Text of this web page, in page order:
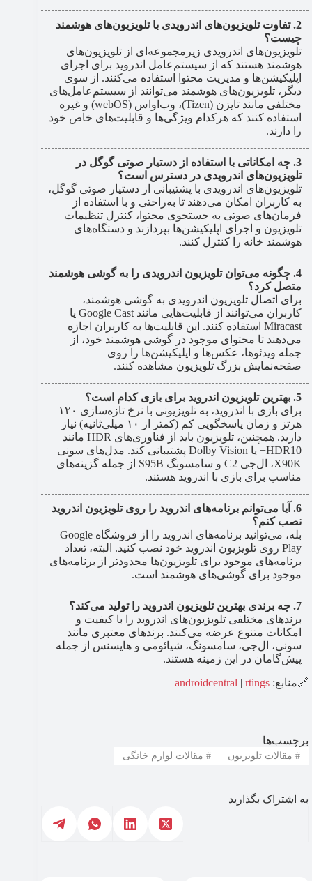
تفاوت تلویزیون‌های اندرویدی با تلویزیون‌های هوشمند
چیست؟
تلویزیون‌های اندرویدی زیرمجموعه‌ای از تلویزیون‌های
هوشمند هستند که از سیستم‌عامل اندروید برای اجرای
اپلیکیشن‌ها و مدیریت محتوا استفاده می‌کنند. از سوی
دیگر، تلویزیون‌های هوشمند می‌توانند از سیستم‌عامل‌های
مختلفی مانند تایزن (Tizen)، وب‌اواس (webOS) و غیره
استفاده کنند که هرکدام ویژگی‌ها و قابلیت‌های خاص خود
را دارند.
چه امکاناتی با استفاده از دستیار صوتی گوگل در
تلویزیون‌های اندرویدی در دسترس است؟
تلویزیون‌های اندرویدی با پشتیبانی از دستیار صوتی گوگل،
به کاربران امکان می‌دهند تا به‌راحتی و با استفاده از
فرمان‌های صوتی به جستجوی محتوا، کنترل تنظیمات
تلویزیون و اجرای اپلیکیشن‌ها بپردازند و دستگاه‌های
هوشمند خانه را کنترل کنند.
چگونه می‌توان تلویزیون اندرویدی را به گوشی هوشمند
متصل کرد؟
برای اتصال تلویزیون اندرویدی به گوشی هوشمند،
کاربران می‌توانند از قابلیت‌هایی مانند Google Cast یا
Miracast استفاده کنند. این قابلیت‌ها به کاربران اجازه
می‌دهند تا محتوای موجود در گوشی هوشمند خود، از
جمله ویدئوها، عکس‌ها و اپلیکیشن‌ها را روی
صفحه‌نمایش بزرگ تلویزیون مشاهده کنند.
بهترین تلویزیون اندروید برای بازی کدام است؟
برای بازی با اندروید، به تلویزیونی با نرخ تازه‌سازی ۱۲۰
هرتز و زمان پاسخگویی کم (کمتر از ۱۰ میلی‌ثانیه) نیاز
دارید. همچنین، تلویزیون باید از فناوری‌های HDR مانند
HDR10+ یا Dolby Vision پشتیبانی کند. مدل‌های سونی
X90K، ال‌جی C2 و سامسونگ S95B از جمله گزینه‌های
مناسب برای بازی با اندروید هستند.
آیا می‌توانم برنامه‌های اندروید را روی تلویزیون اندروید
نصب کنم؟
بله، می‌توانید برنامه‌های اندروید را از فروشگاه Google
Play روی تلویزیون اندروید خود نصب کنید. البته، تعداد
برنامه‌های موجود برای تلویزیون‌ها محدودتر از برنامه‌های
موجود برای گوشی‌های هوشمند است.
چه برندی بهترین تلویزیون اندروید را تولید می‌کند؟
برندهای مختلفی تلویزیون‌های اندروید را با کیفیت و
امکانات متنوع عرضه می‌کنند. برندهای معتبری مانند
سونی، ال‌جی، سامسونگ، شیائومی و هایسنس از جمله
پیش‌گامان در این زمینه هستند.
🔗منابع:
androidcentral | rtings
برچسب‌ها
#مقالات تلویزیون #مقالات لوازم خانگی
به اشتراک بگذارید